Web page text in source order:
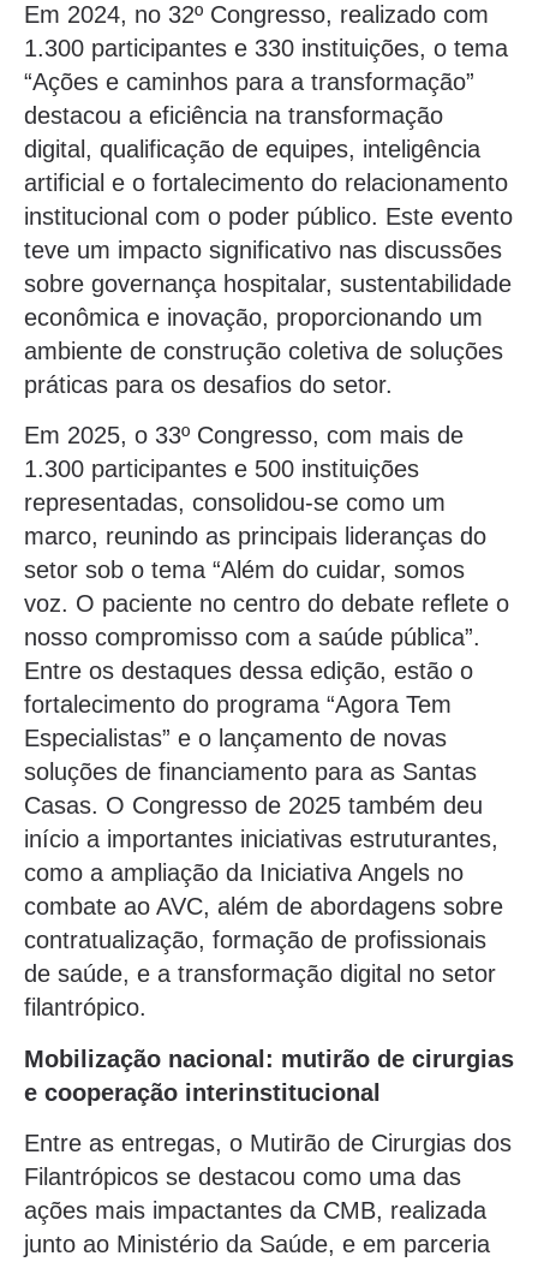
Em 2024, no 32º Congresso, realizado com
1.300 participantes e 330 instituições, o tema
“Ações e caminhos para a transformação”
destacou a eficiência na transformação
digital, qualificação de equipes, inteligência
artificial e o fortalecimento do relacionamento
institucional com o poder público. Este evento
teve um impacto significativo nas discussões
sobre governança hospitalar, sustentabilidade
econômica e inovação, proporcionando um
ambiente de construção coletiva de soluções
práticas para os desafios do setor.
Em 2025, o 33º Congresso, com mais de
1.300 participantes e 500 instituições
representadas, consolidou-se como um
marco, reunindo as principais lideranças do
setor sob o tema “Além do cuidar, somos
voz. O paciente no centro do debate reflete o
nosso compromisso com a saúde pública”.
Entre os destaques dessa edição, estão o
fortalecimento do programa “Agora Tem
Especialistas” e o lançamento de novas
soluções de financiamento para as Santas
Casas. O Congresso de 2025 também deu
início a importantes iniciativas estruturantes,
como a ampliação da Iniciativa Angels no
combate ao AVC, além de abordagens sobre
contratualização, formação de profissionais
de saúde, e a transformação digital no setor
filantrópico.
Mobilização nacional: mutirão de cirurgias
e cooperação interinstitucional
Entre as entregas, o Mutirão de Cirurgias dos
Filantrópicos se destacou como uma das
ações mais impactantes da CMB, realizada
junto ao Ministério da Saúde, e em parceria